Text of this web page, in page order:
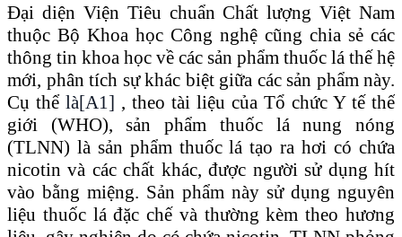
Đại diện Viện Tiêu chuẩn Chất lượng Việt Nam
thuộc Bộ Khoa học Công nghệ cũng chia sẻ các
thông tin khoa học về các sản phẩm thuốc lá thế hệ
mới, phân tích sự khác biệt giữa các sản phẩm này.
Cụ thể là[A1] , theo tài liệu của Tổ chức Ytế thế
giới (WHO), sản phẩm thuốc lá nung nóng
(TLNN) là sản phẩm thuốc lá tạo ra hơi có chứa
nicotin và các chất khác, được người sử dụng hít
vào bằng miệng. Sản phẩm này sử dụng nguyên
liệu thuốc lá đặc chế và thường kèm theo hương